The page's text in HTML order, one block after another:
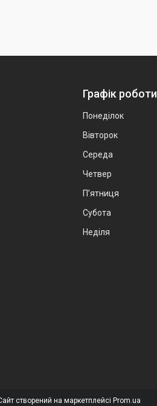
Графік роботи
Понеділок
Вівторок
Середа
Четвер
Пʼятниця
Субота
Неділя
створений на маркетплейсі Prom.ua